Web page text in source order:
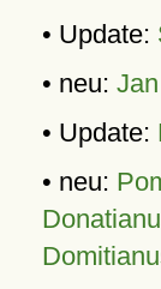
• Update:
• neu:
• Update:
• neu: